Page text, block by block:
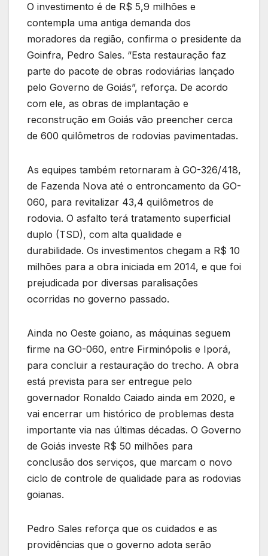
O investimento é de R$ 5,9 milhões e
contempla uma antiga demanda dos
moradores da região, confirma o presidente da
Goinfra, Pedro Sales. “Esta restauração faz
parte do pacote de obras rodoviárias lançado
pelo Governo de Goiás”, reforça. De acordo
com ele, as obras de implantação e
reconstrução em Goiás vão preencher cerca
de 600 quilômetros de rodovias pavimentadas.
As equipes também retornaram à GO-326/418,
de Fazenda Nova até o entroncamento da GO-
060, para revitalizar 43,4 quilômetros de
rodovia. O asfalto terá tratamento superficial
duplo (TSD), com alta qualidade e
durabilidade. Os investimentos chegam a R$ 10
milhões para a obra iniciada em 2014, e que foi
prejudicada por diversas paralisações
ocorridas no governo passado.
Ainda no Oeste goiano, as máquinas seguem
firme na GO-060, entre Firminópolis e Iporá,
para concluir a restauração do trecho. A obra
está prevista para ser entregue pelo
governador Ronaldo Caiado ainda em 2020, e
vai encerrar um histórico de problemas desta
importante via nas últimas décadas. O Governo
de Goiás investe R$ 50 milhões para
conclusão dos serviços, que marcam o novo
ciclo de controle de qualidade para as rodovias
goianas.
Pedro Sales reforça que os cuidados e as
providências que o governo adota serão